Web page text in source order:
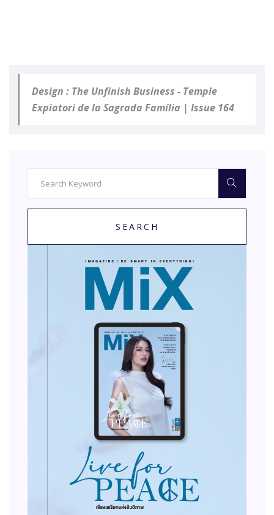
Design : The Unfinish Business - Temple
Expiatori de la Sagrada Família | Issue 164
SEARCH